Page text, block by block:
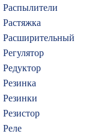
Распылители
Растяжка
Расширительный
Регулятор
Редуктор
Резинка
Резинки
Резистор
Реле